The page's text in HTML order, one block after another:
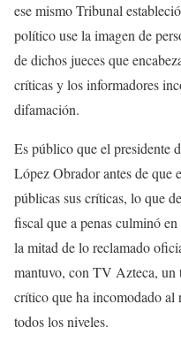
ese mismo Tribunal
político use la imagen de
de dichos jueces que
críticas y los informadores
difamación.
Es público que el presidente
López Obrador antes de que
públicas sus críticas, lo que
fiscal que a penas culminó
la mitad de lo reclamado
mantuvo, con TV Azteca, un
crítico que ha incomodado al
todos los niveles.